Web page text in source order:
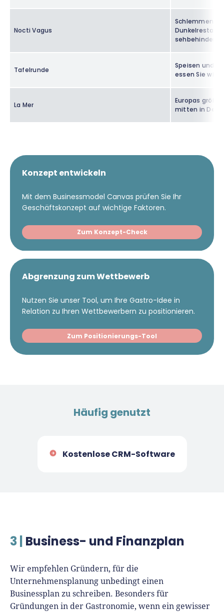
Nocti Vagus
Schlemmen
sehbehindert.
Tafelrunde
Speisen und
essen Sie wie
La Mer
Europas
mitten in
Konzept entwickeln
Mit dem Businessmodel Canvas prüfen Sie Ihr
Geschäftskonzept auf wichtige Faktoren.
Zum Konzept-Check
Abgrenzung zum Wettbewerb
Nutzen Sie unser Tool, um Ihre Gastro-Idee in
Relation zu Ihren Wettbewerbern zu positionieren.
Zum Positionierungs-Tool
Häufig genutzt
Kostenlose CRM-Software
3 | Business- und Finanzplan
Wir empfehlen Gründern, für die
Unternehmensplanung unbedingt einen
Businessplan zu schreiben. Besonders für
Gründungen in der Gastronomie, wenn ein gewisser